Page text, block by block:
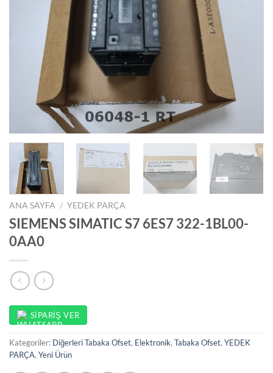
ANA SAYFA / YEDEK PARÇA
SIEMENS SIMATIC S7 6ES7 322-1BL00-
0AA0
SIPARIŞ VER
Kategoriler: Diğerleri Tabaka Ofset, Elektronik, Tabaka Ofset, YEDEK
PARÇA, Yeni Ürün